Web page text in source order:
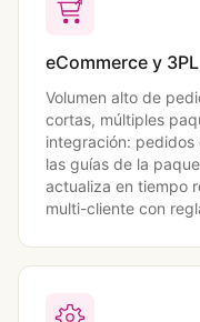
eCommerce y 3PL
Volumen alto de
cortas, múltiples
integración: pedidos
las guías de la
actualiza en tiempo
multi-cliente con